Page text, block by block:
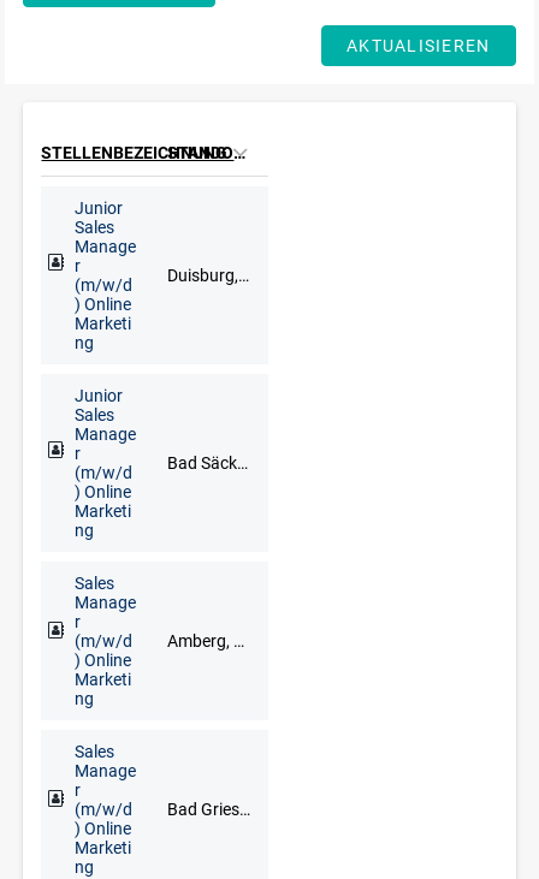
AKTUALISIEREN
STELLENBEZEICHNUNG STANDORT
Junior
Sales
Manage
r
(m/w/d
) Online
Marketi
ng
Duisburg, Düsseldorf, Goch, Kleve, Krefeld, Meerbusch, Remscheid, Solingen, Wuppertal
Junior
Sales
Manage
r
(m/w/d
) Online
Marketi
ng
Bad Säckingen, Freiburg im Breisgau, Lörrach, Waldshut-Tiengen
Sales
Manage
r
(m/w/d
) Online
Marketi
ng
Amberg, Cham, Neumarkt in der Oberpfalz, Regensburg, Schwandorf, Vohenstrauß, Weiden
Sales
Manage
r
(m/w/d
) Online
Marketi
ng
Bad Griesbach im Rottal, Deggendorf, Freyung, Grafenau, Regen, Straubing